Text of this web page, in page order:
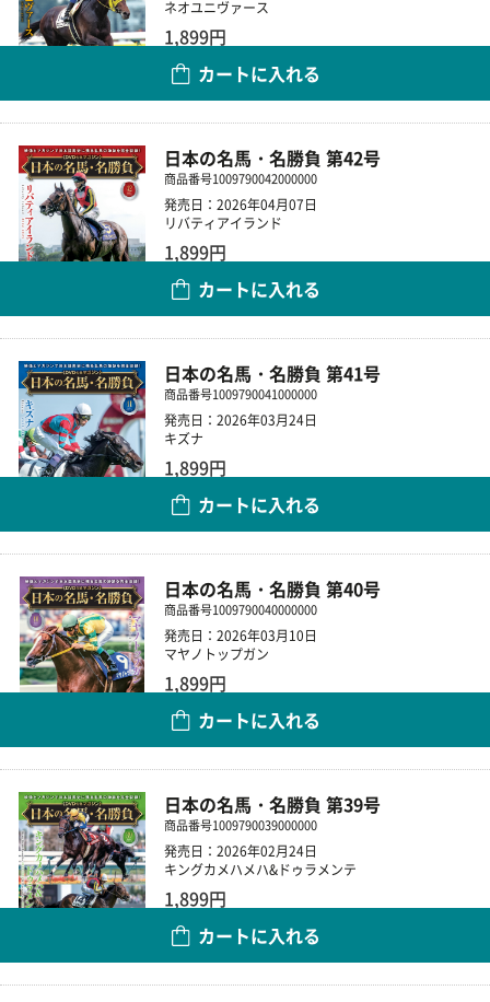
ネオユニヴァース
1,899円
カートに入れる
日本の名馬・名勝負 第42号
商品番号1009790042000000
発売日：2026年04月07日
リバティアイランド
1,899円
カートに入れる
日本の名馬・名勝負 第41号
商品番号1009790041000000
発売日：2026年03月24日
キズナ
1,899円
カートに入れる
日本の名馬・名勝負 第40号
商品番号1009790040000000
発売日：2026年03月10日
マヤノトップガン
1,899円
カートに入れる
日本の名馬・名勝負 第39号
商品番号1009790039000000
発売日：2026年02月24日
キングカメハメハ&ドゥラメンテ
1,899円
カートに入れる